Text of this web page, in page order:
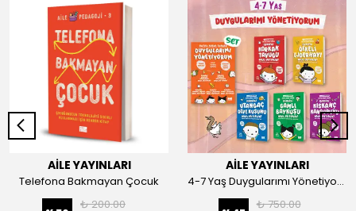
AİLE YAYINLARI
Telefona Bakmayan Çocuk
₺ 200.00
AİLE YAYINLARI
4-7 Yaş Duygularımı Yönetiyorum Seti
₺ 750.00